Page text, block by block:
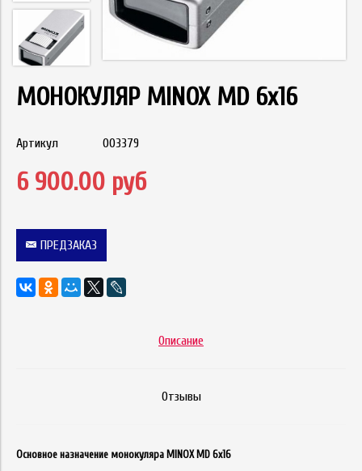
МОНОКУЛЯР MINOX MD 6x16
Артикул 003379
6 900.00 руб
ПРЕДЗАКАЗ
Описание
Отзывы
Основное назначение монокуляра MINOX MD 6x16